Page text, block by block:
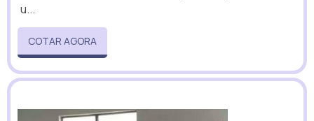
u...
COTAR AGORA